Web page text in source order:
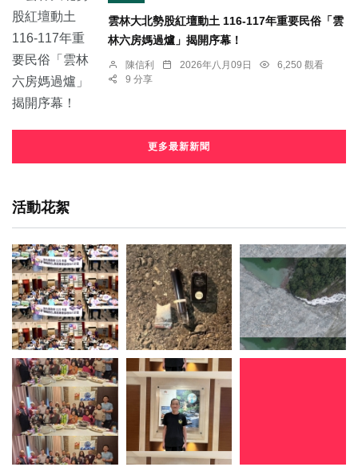
雲林大北勢股紅壇動土 116-117年重要民俗「雲
林六房媽過爐」揭開序幕！
陳信利 2026年八月09日
6,250 觀看
9 分享
更多最新新聞
活動花絮